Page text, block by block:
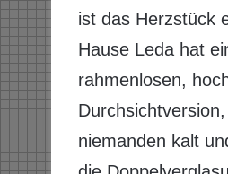
ist das Herzstück
Hause Leda hat
rahmenlosen,
niemanden kalt